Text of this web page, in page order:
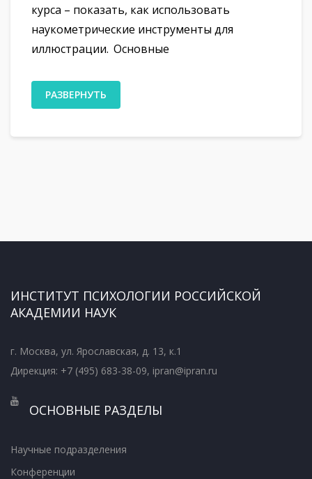
курса – показать, как использовать
наукометрические инструменты для
иллюстрации. Основные
РАЗВЕРНУТЬ
ИНСТИТУТ ПСИХОЛОГИИ РОССИЙСКОЙ
АКАДЕМИИ НАУК
г. Москва, ул. Ярославская, д. 13, к.1
Дирекция: +7 (495) 683-38-09, ipran@ipran.ru
ОСНОВНЫЕ РАЗДЕЛЫ
Научные подразделения
Конференции